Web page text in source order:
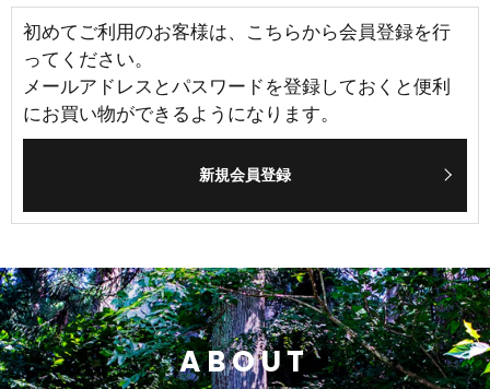
初めてご利用のお客様は、こちらから会員登録を行
ってください。
メールアドレスとパスワードを登録しておくと便利
にお買い物ができるようになります。
ABOUT